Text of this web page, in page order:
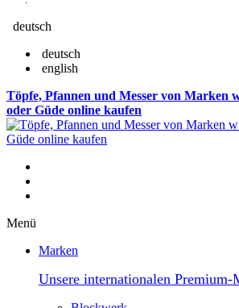
deutsch
deutsch
english
Töpfe, Pfannen und Messer von Marken
oder Güde online kaufen
Menü
Marken
Unsere internationalen Premium-